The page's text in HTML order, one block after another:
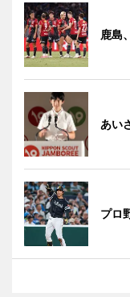
鹿島
あい
プロ